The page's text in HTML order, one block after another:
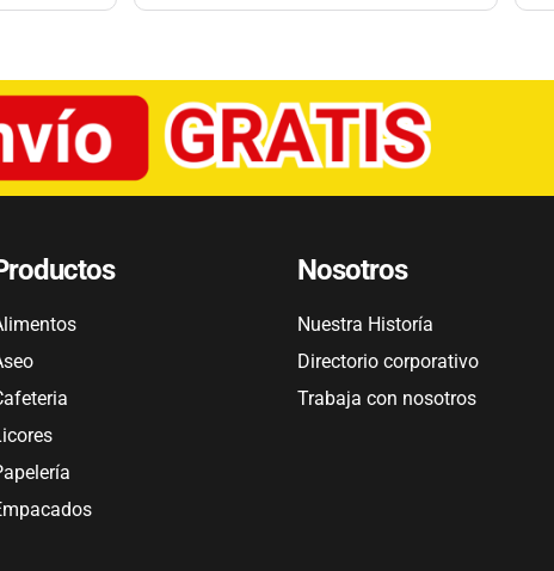
Nosotros
Nuestra Historía
Directorio corporativo
Trabaja con nosotros